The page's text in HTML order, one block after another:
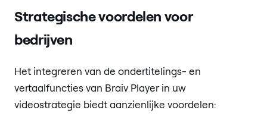
Strategische voordelen voor
bedrijven
Het integreren van de ondertitelings- en
vertaalfuncties van Braiv Player in uw
videostrategie biedt aanzienlijke voordelen: